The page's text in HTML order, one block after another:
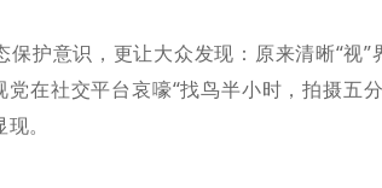
护意识，更让大众发现：原来清晰“视”
在社交平台哀嚎“找鸟半小时，拍摄五
。